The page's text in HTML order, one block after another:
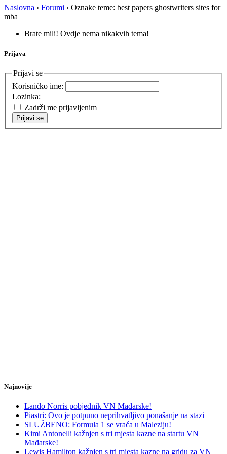
Naslovna › Forumi › Oznake teme: best papers ghostwriters sites for
mba
Brate mili! Ovdje nema nikakvih tema!
Prijava
Prijavi se
Korisničko ime:
Lozinka:
Zadrži me prijavljenim
Prijavi se
Najnovije
Lando Norris pobjednik VN Mađarske!
Piastri: Ovo je potpuno neprihvatljivo ponašanje na stazi
SLUŽBENO: Formula 1 se vraća u Maleziju!
Kimi Antonelli kažnjen s tri mjesta kazne na startu VN
Mađarske!
Lewis Hamilton kažnjen s tri mjesta kazne na gridu za VN